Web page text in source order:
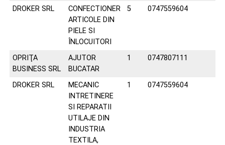
DROKER SRL
CONFECTIONER
ARTICOLE DIN
PIELE SI
ÎNLOCUITORI
5 0747559604
OPRIŢA
BUSINESS SRL
AJUTOR
BUCATAR
1 0747807111
DROKER SRL
MECANIC
INTRETINERE
SI REPARATII
UTILAJE DIN
INDUSTRIA
TEXTILA,
1 0747559604